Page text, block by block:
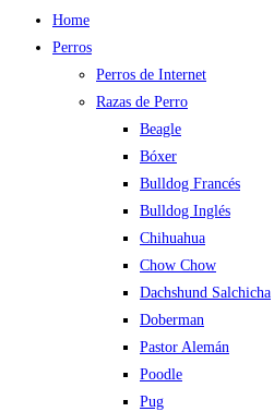
Home
Perros
Perros de Internet
Razas de Perro
Beagle
Bóxer
Bulldog Francés
Bulldog Inglés
Chihuahua
Chow Chow
Dachshund Salchicha
Doberman
Pastor Alemán
Poodle
Pug